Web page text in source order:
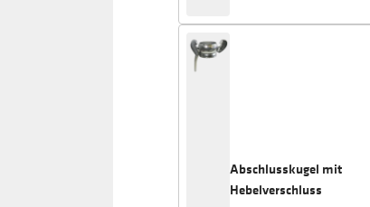
Abschlusskugel mit
Hebelverschluss